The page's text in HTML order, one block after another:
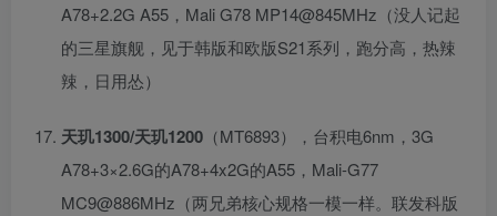
A78+2.2G A55，Mali G78 MP14@845MHz（没人记起
的三星旗舰，见于韩版和欧版S21系列，跑分高，热辣
辣，日用怂）
天玑1300/天玑1200 （MT6893），台积电6nm，3G
A78+3×2.6G的A78+4x2G的A55，Mali-G77
MC9@886MHz（两兄弟核心规格一模一样。联发科版